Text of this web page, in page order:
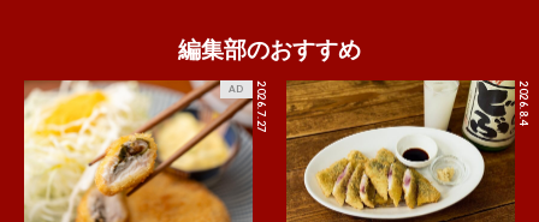
編集部のおすすめ
2026.7.27
AD 2026.8.4